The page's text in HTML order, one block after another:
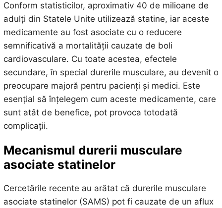
Conform statisticilor, aproximativ 40 de milioane de
adulți din Statele Unite utilizează statine, iar aceste
medicamente au fost asociate cu o reducere
semnificativă a mortalității cauzate de boli
cardiovasculare. Cu toate acestea, efectele
secundare, în special durerile musculare, au devenit o
preocupare majoră pentru pacienți și medici. Este
esențial să înțelegem cum aceste medicamente, care
sunt atât de benefice, pot provoca totodată
complicații.
Mecanismul durerii musculare
asociate statinelor
Cercetările recente au arătat că durerile musculare
asociate statinelor (SAMS) pot fi cauzate de un aflux